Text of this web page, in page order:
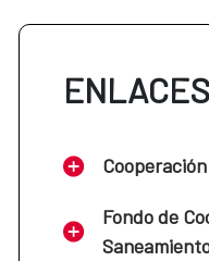
Fondo de